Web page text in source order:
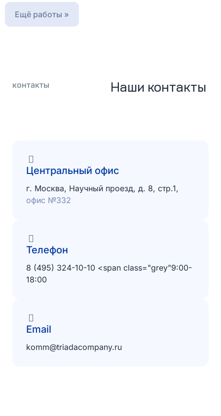
Ещё работы »
контакты Наши контакты
Центральный офис
г. Москва, Научный проезд, д. 8, стр.1,
офис №332
Телефон
8 (495) 324-10-10 <span class="grey"9:00-
18:00
Email
komm@triadacompany.ru